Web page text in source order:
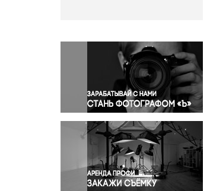
Окружающая среда
Политика
Правосудие
Происшествия и конфликты
Религия
Светская жизнь
Спорт
Экология
Экономика и бизнес